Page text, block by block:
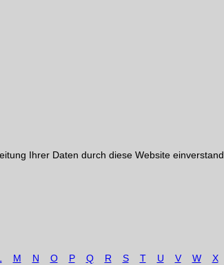
Ihrer Daten durch diese Website
M N O P Q R S T U V W X